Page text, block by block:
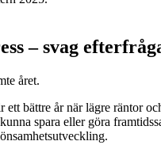
– svag
året.
ett bättre år när lägre räntor
spara eller göra